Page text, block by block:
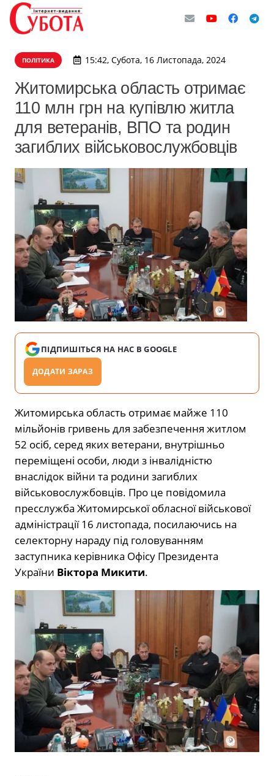
ПОЛІТИКА 15:42, Субота, 16 Листопада, 2024
Житомирська область отримає
110 млн грн на купівлю житла
для ветеранів, ВПО та родин
загиблих військовослужбовців
ПІДПИШІТЬСЯ НА НАС В GOOGLE
ДОДАТИ ЗАРАЗ
Житомирська область отримає майже 110
мільйонів гривень для забезпечення житлом
52 осіб, серед яких ветерани, внутрішньо
переміщені особи, люди з інвалідністю
внаслідок війни та родини загиблих
військовослужбовців. Про це повідомила
пресслужба Житомирської обласної військової
адміністрації 16 листопада, посилаючись на
селекторну нараду під головуванням
заступника керівника Офісу Президента
України Віктора Микити.